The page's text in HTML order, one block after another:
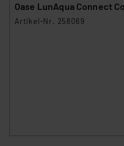
Beurteilung der mit der
insbesondere der Art der
Oase LunAqua Connect
Artikel-Nr. 258069